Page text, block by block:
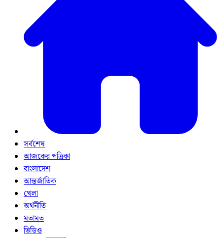
সর্বশেষ
আজকের পত্রিকা
বাংলাদেশ
আন্তর্জাতিক
খেলা
অর্থনীতি
মতামত
ভিডিও